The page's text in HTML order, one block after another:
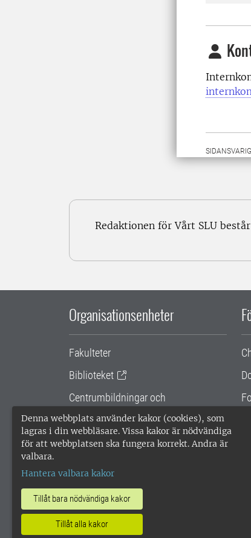
Denna webbplats använder kakor (cookies), som
lagras i din webbläsare. Vissa kakor är nödvändiga
för att webbplatsen ska fungera korrekt. Andra är
valbara.
Hantera valbara kakor
Tillåt bara nödvändiga kakor
Tillåt alla kakor
Redaktionen för Vårt SLU
Organisationsenheter
Fakulteter
Biblioteket
Centrumbildningar och
samarbetsprojekt
Gemensamma verksamhetsstödet
SLU, Sveriges lantbruksuniversitet,
enligt ISO 14001. •
Telefon: 018-67